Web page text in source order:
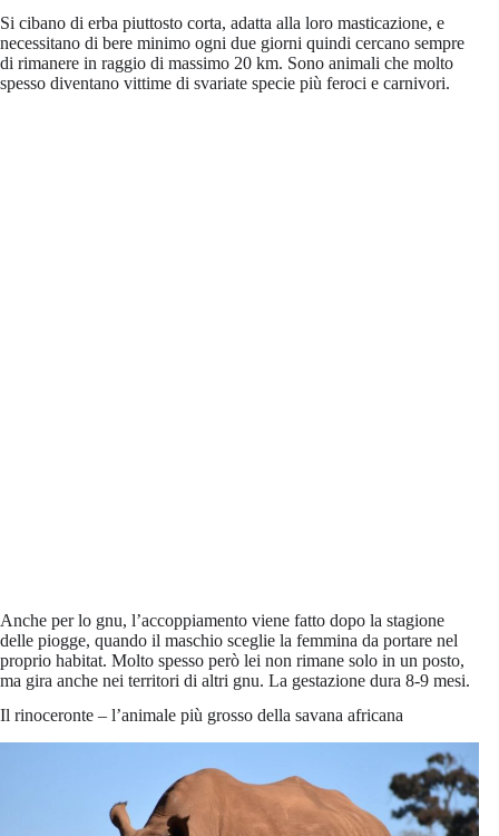
Si cibano di erba piuttosto corta, adatta alla loro masticazione, e
necessitano di bere minimo ogni due giorni quindi cercano sempre
di rimanere in raggio di massimo 20 km. Sono animali che molto
spesso diventano vittime di svariate specie più feroci e carnivori.
Anche per lo gnu, l’accoppiamento viene fatto dopo la stagione
delle piogge, quando il maschio sceglie la femmina da portare nel
proprio habitat. Molto spesso però lei non rimane solo in un posto,
ma gira anche nei territori di altri gnu. La gestazione dura 8-9 mesi.
Il rinoceronte – l’animale più grosso della savana africana